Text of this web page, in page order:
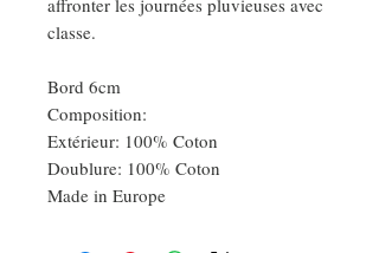
classe.
Bord 6cm
Composition:
Extérieur: 100% Coton
Doublure: 100% Coton
Made in Europe